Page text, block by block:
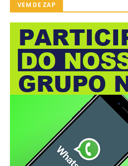
VEM DE ZAP